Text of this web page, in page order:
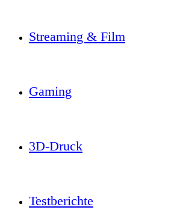
Streaming & Film
Gaming
3D-Druck
Testberichte